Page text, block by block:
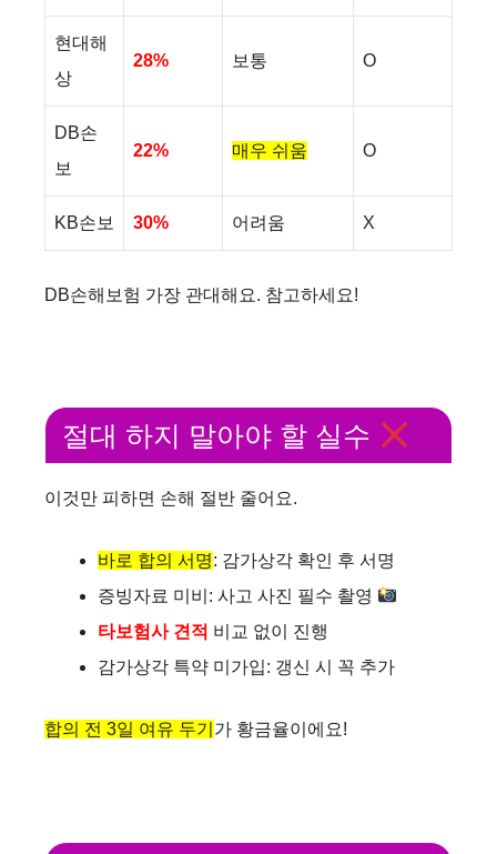
현대해
상
28% 보통 O
DB손
보
22% 매우 쉬움 O
KB손보 30% 어려움 X
DB손해보험 가장 관대해요. 참고하세요!
절대 하지 말아야 할 실수
이것만 피하면 손해 절반 줄어요.
바로 합의 서명: 감가상각 확인 후 서명
증빙자료 미비: 사고 사진 필수 촬영
타보험사 견적 비교 없이 진행
감가상각 특약 미가입: 갱신 시 꼭 추가
합의 전 3일 여유 두기 가 황금율이에요!